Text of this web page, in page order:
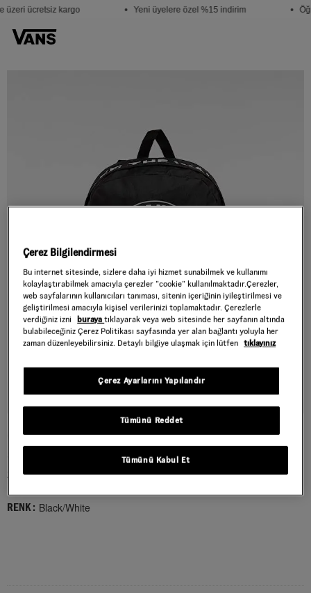
üzeri ücretsiz kargo • Yeni üyelere özel %15 indirim •
OLD SKOOL SIRT ÇANTASI BLACK/WHITE
Style : VN000H4WY281
2.999,00 TL
RENK : Black/White
Çerez Bilgilendirmesi
Bu internet sitesinde, sizlere daha iyi hizmet sunabilmek ve kullanımı
kolaylaştırabilmek amacıyla çerezler ”cookie” kullanılmaktadır.Çerezler,
web sayfalarının kullanıcıları tanıması, sitenin içeriğinin iyileştirilmesi ve
geliştirilmesi amacıyla kişisel verilerinizi toplamaktadır. Çerezlerle
verdiğiniz izni
burayatıklayarak veya web sitesinde her sayfanın altında
bulabileceğiniz Çerez Politikası sayfasında yer alan bağlantı yoluyla her
zaman düzenleyebilirsiniz. Detaylı bilgiye ulaşmak için lütfen tıklayınız
Tümünü Reddet
Tümünü Kabul Et
Çerez Ayarlarını Yapılandır